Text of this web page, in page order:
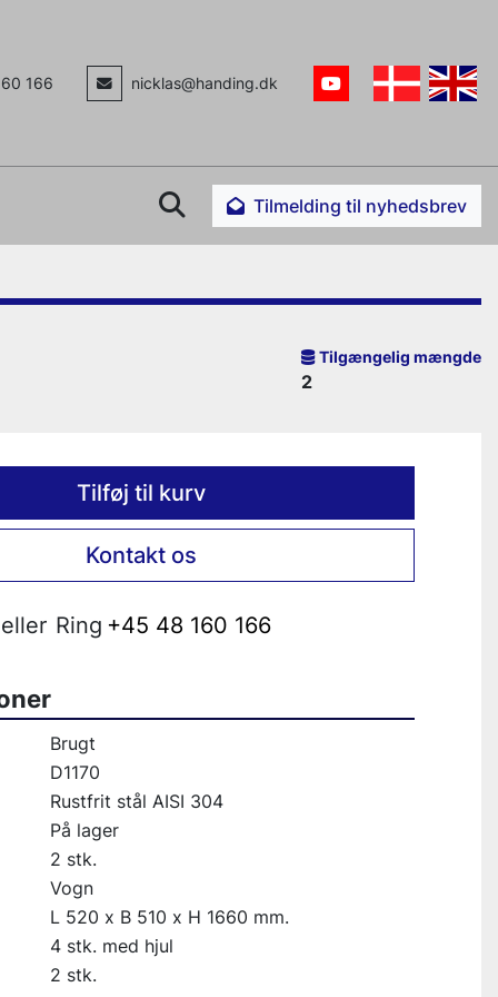
166 nicklas@handing.dk
youtube
Søg Tilmelding til nyhedsbrev
Tilgængelig mængde
2
Tilføj til kurv
Kontakt os
eller Ring +45 48 160 166
Brugt
D1170
Rustfrit stål AISI 304
På lager
2 stk.
Vogn
L 520 x B 510 x H 1660 mm.
4 stk. med hjul
2 stk.